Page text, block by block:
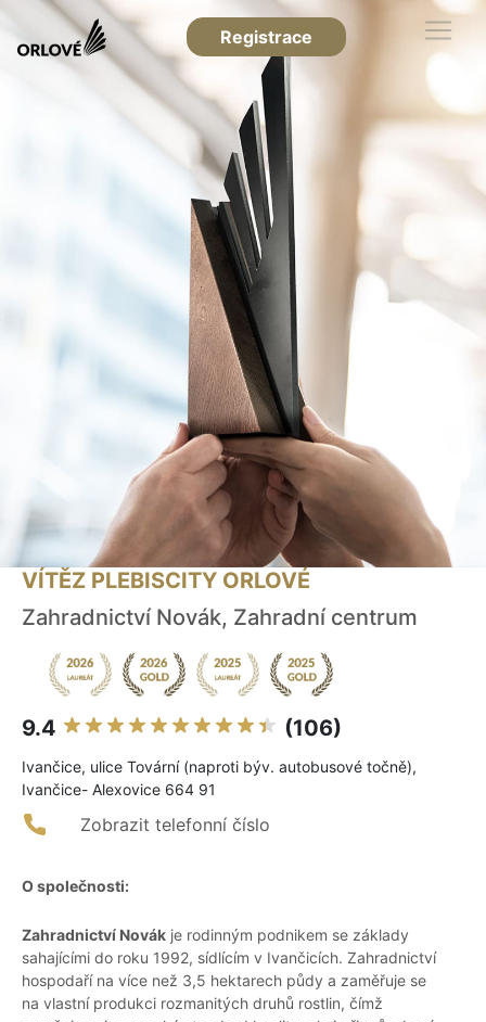
Registrace
VÍTĚZ PLEBISCITY ORLOVÉ
Zahradnictví Novák, Zahradní centrum
9.4 (106)
Ivančice, ulice Tovární (naproti býv. autobusové točně),
Ivančice- Alexovice 664 91
Zobrazit telefonní číslo
O společnosti:
Zahradnictví Novák je rodinným podnikem se základy
sahajícími do roku 1992, sídlícím v Ivančicích. Zahradnictví
hospodaří na více než 3,5 hektarech půdy a zaměřuje se
na vlastní produkci rozmanitých druhů rostlin, čímž